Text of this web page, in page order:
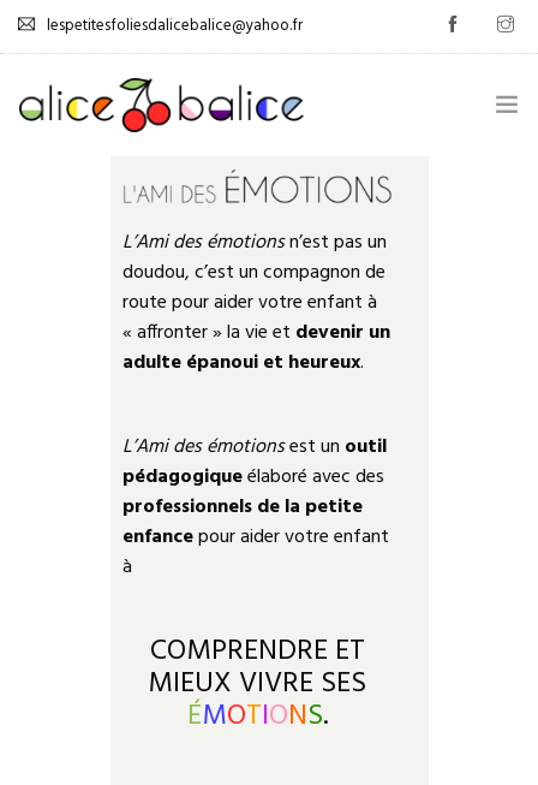
lespetitesfoliesdalicebalice@yahoo.fr
GESTION DES ÉMOTIONS
AUTONOMISATION
LIVRE D’OR
L’Ami des émotionsn’est pas un
doudou, c’est un compagnon de
route pour aider votre enfant à
« affronter » la vie et devenir un
adulte épanoui et heureux.
L’Ami des émotionsest un outil
pédagogiqueélaboré avec des
professionnels de la petite
enfancepour aider votre enfant
à
COMPRENDRE ET
MIEUX VIVRE SES
ÉMOTIONS.